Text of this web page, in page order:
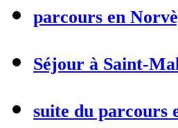
parcours en
Séjour à Saint-
suite du parcours